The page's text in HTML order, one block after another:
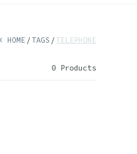
HOME TAGS TELEPHONE
0 Products